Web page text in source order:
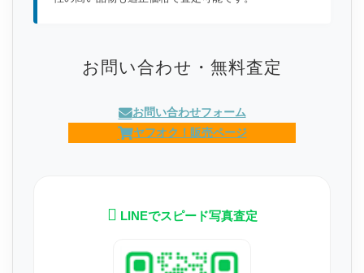
お問い合わせ・無料査定
お問い合わせフォーム
ヤフオク！販売ページ
LINEでスピード写真査定